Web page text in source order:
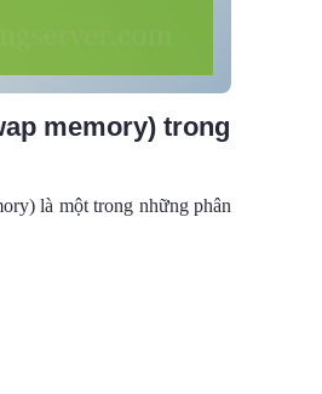
memory) trong
là một trong những phân